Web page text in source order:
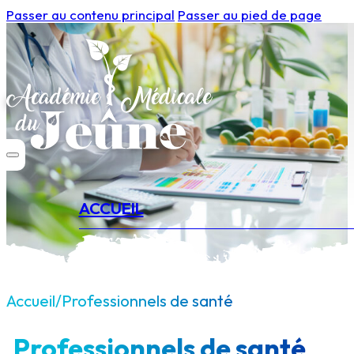
Passer au contenu principal Passer au pied de page
ACCUEIL
Accueil/Professionnels de santé